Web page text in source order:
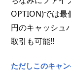
OPTION)では最
円のキャッシュ
取引も可能!!
ただしこのキャ